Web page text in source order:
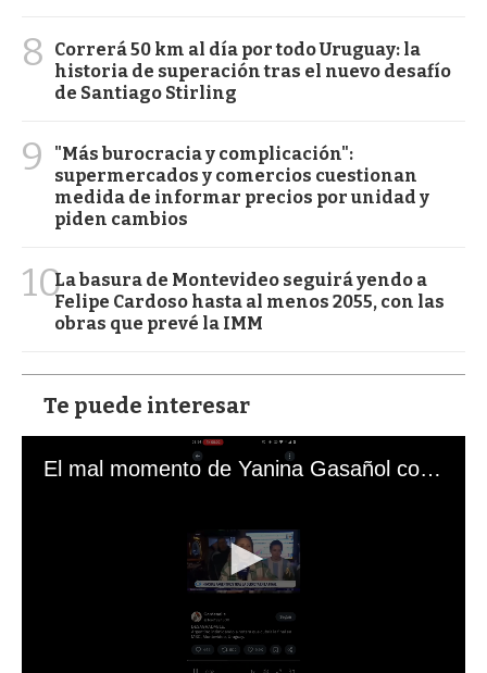
8
Correrá 50 km al día por todo Uruguay: la
historia de superación tras el nuevo desafío
de Santiago Stirling
9
"Más burocracia y complicación":
supermercados y comercios cuestionan
medida de informar precios por unidad y
piden cambios
10La basura de Montevideo seguirá yendo a
Felipe Cardoso hasta al menos 2055, con las
obras que prevé la IMM
Te puede interesar
El mal momento de Yanina Gasañol con un hincha argentino en "Subrayado"